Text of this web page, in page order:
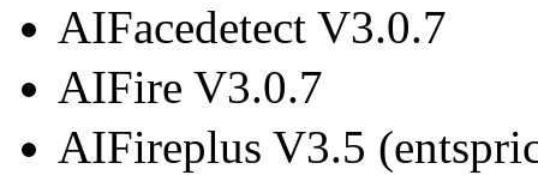
AIFacedetect V3.0.7
AIFire V3.0.7
AIFireplus V3.5